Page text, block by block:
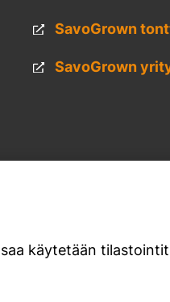
SavoGrown
SavoGrown
käytetään